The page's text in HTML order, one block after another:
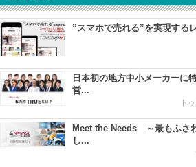
”スマホで売れる”を実現する
日本初の地方中小メーカーに
営...
ト
Meet the Needs ～最もふさ
し...